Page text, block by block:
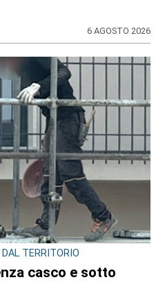
6 AGOSTO 2026
TERRITORIO
casco e sotto